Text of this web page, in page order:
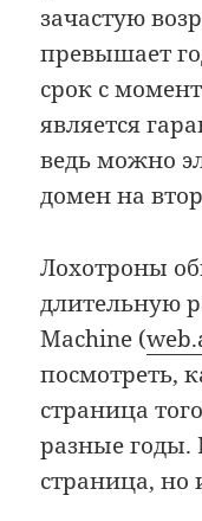
зачастую
превышает
срок с
является
ведь можно
домен на
Лохотроны
длительную
Machine (
посмотреть,
страница
разные годы.
страница, но